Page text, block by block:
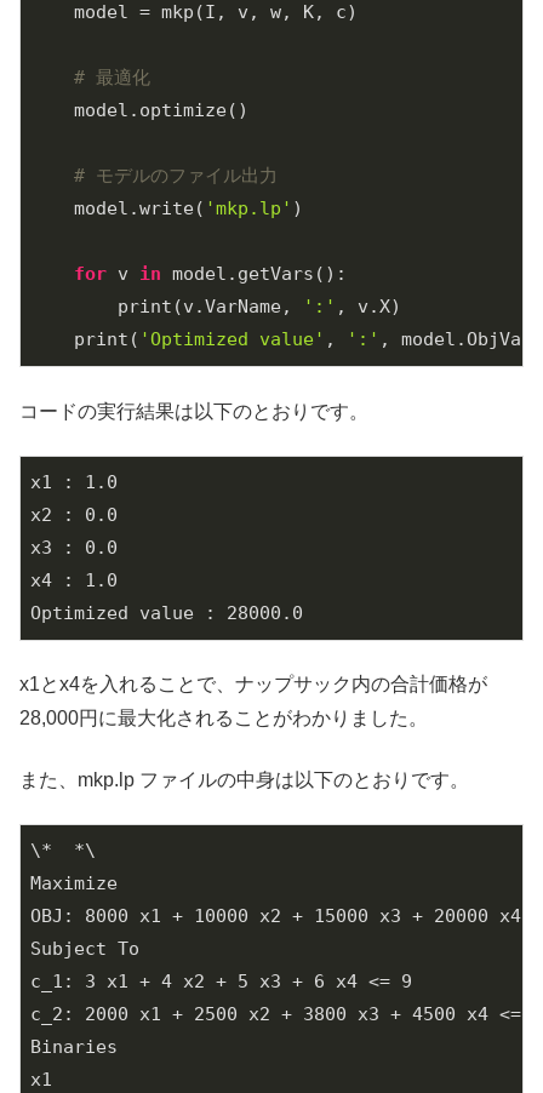
    model = mkp(I, v, w, K, c)
# 最適化
    model.optimize()
# モデルのファイル出力
    model.write(
'mkp.lp' )
for v in model.getVars():
        print(v.VarName,
':' , v.X)
    print(
'Optimized value' , ':'
コードの実行結果は以下のとおりです。
x1 : 1.0
x2 : 0.0
x3 : 0.0
x4 : 1.0
Optimized value : 28000.0
x1とx4を入れることで、ナップサック内の合計価格が
28,000円に最大化されることがわかりました。
また、mkp.lp ファイルの中身は以下のとおりです。
\*  *\
Maximize
OBJ: 8000 x1 + 10000 x2 + 15000 x3 + 20000 x4
Subject To
c_1: 3 x1 + 4 x2 + 5 x3 + 6 x4 <= 9
c_2: 2000 x1 + 2500 x2 + 3800 x3 + 4500 x4 <=
Binaries
x1